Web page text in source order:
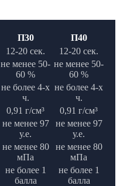
П30
П40
12-20 сек.
12-20 сек.
не менее 50-
60 %
не менее 50-
60 %
не более 4-х
ч.
не более 4-х
ч.
0,91 г/см³
0,91 г/см³
не менее 97
у.е.
не менее 97
у.е.
не менее 80
мПа
не менее 80
мПа
не более 1
балла
не более 1
балла